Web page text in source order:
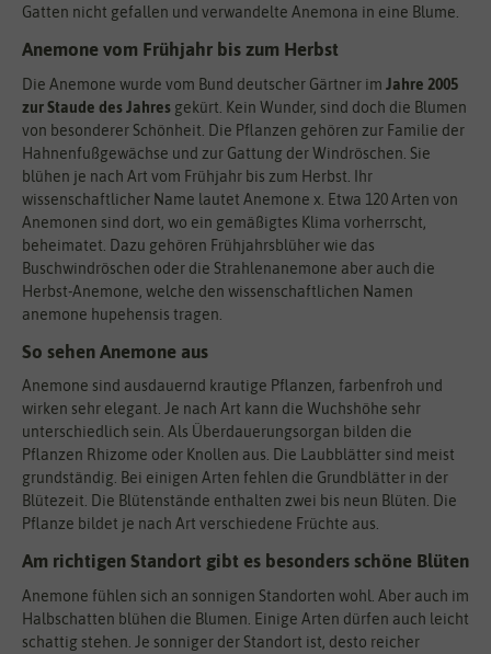
Gatten nicht gefallen und verwandelte Anemona in eine Blume.
Anemone vom Frühjahr bis zum Herbst
Die Anemone wurde vom Bund deutscher Gärtner im Jahre 2005
zur Staude des Jahres gekürt. Kein Wunder, sind doch die Blumen
von besonderer Schönheit. Die Pflanzen gehören zur Familie der
Hahnenfußgewächse und zur Gattung der Windröschen. Sie
blühen je nach Art vom Frühjahr bis zum Herbst. Ihr
wissenschaftlicher Name lautet Anemone x. Etwa 120 Arten von
Anemonen sind dort, wo ein gemäßigtes Klima vorherrscht,
beheimatet. Dazu gehören Frühjahrsblüher wie das
Buschwindröschen oder die Strahlenanemone aber auch die
Herbst-Anemone, welche den wissenschaftlichen Namen
anemone hupehensis tragen.
So sehen Anemone aus
Anemone sind ausdauernd krautige Pflanzen, farbenfroh und
wirken sehr elegant. Je nach Art kann die Wuchshöhe sehr
unterschiedlich sein. Als Überdauerungsorgan bilden die
Pflanzen Rhizome oder Knollen aus. Die Laubblätter sind meist
grundständig. Bei einigen Arten fehlen die Grundblätter in der
Blütezeit. Die Blütenstände enthalten zwei bis neun Blüten. Die
Pflanze bildet je nach Art verschiedene Früchte aus.
Am richtigen Standort gibt es besonders schöne Blüten
Anemone fühlen sich an sonnigen Standorten wohl. Aber auch im
Halbschatten blühen die Blumen. Einige Arten dürfen auch leicht
schattig stehen. Je sonniger der Standort ist, desto reicher